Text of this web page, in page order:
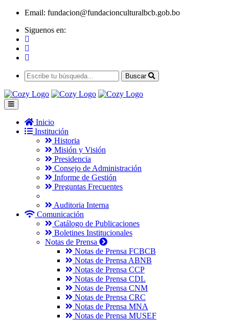
Email: fundacion@fundacionculturalbcb.gob.bo
Siguenos en:
Buscar
Inicio
Institución
Historia
Misión y Visión
Presidencia
Consejo de Administración
Informe de Gestión
Preguntas Frecuentes
Auditoria Interna
Comunicación
Catálogo de Publicaciones
Boletines Institucionales
Notas de Prensa
Notas de Prensa FCBCB
Notas de Prensa ABNB
Notas de Prensa CCP
Notas de Prensa CDL
Notas de Prensa CNM
Notas de Prensa CRC
Notas de Prensa MNA
Notas de Prensa MUSEF